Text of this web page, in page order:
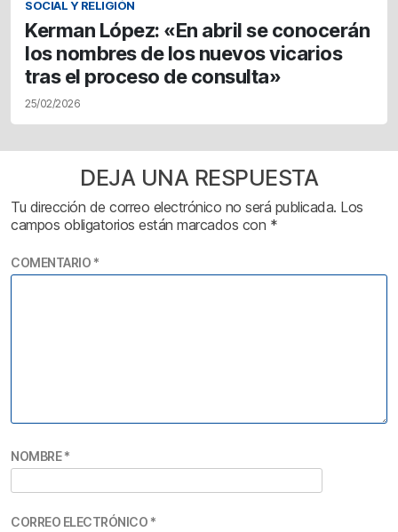
SOCIAL Y RELIGIÓN
Kerman López: «En abril se conocerán
los nombres de los nuevos vicarios
tras el proceso de consulta»
25/02/2026
DEJA UNA RESPUESTA
Tu dirección de correo electrónico no será publicada. Los
campos obligatorios están marcados con *
COMENTARIO *
NOMBRE*
CORREO ELECTRÓNICO *